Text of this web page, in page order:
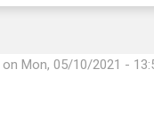
on Mon, 05/10/2021 -